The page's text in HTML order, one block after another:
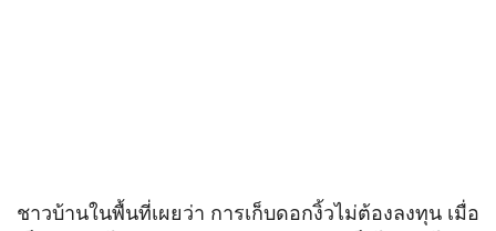
ชาวบ้านในพื้นที่เผยว่า การเก็บดอกงิ้วไม่ต้องลงทุน เมื่อ